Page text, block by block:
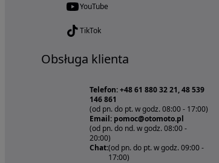
YouTube
TikTok
Obsługa klienta
Telefon: +48 61 880 32 21, 48 539
146 861
(od pn. do pt. w godz. 08:00 - 17:00)
Email: pomoc@otomoto.pl
(od pn. do nd. w godz. 08:00 -
20:00)
Chat:(od pn. do pt. w godz. 09:00 -
17:00)